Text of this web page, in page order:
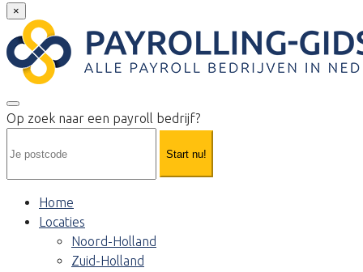
×
Op zoek naar een payroll bedrijf?
Start nu!
Home
Locaties
Noord-Holland
Zuid-Holland